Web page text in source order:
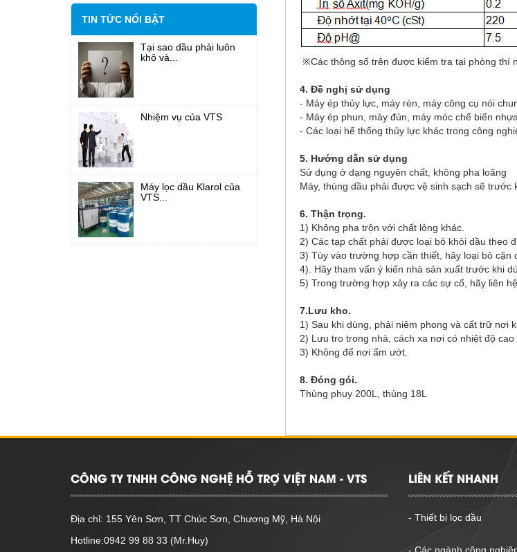
TIN TỨC NỔI BẬT
Tại sao dầu phải luôn
khô và...
Nhiệm vụ của VTS
Máy lọc dầu Klarol của
VTS...
※Các thông số trên được kiểm tra tại phòng thí
4. Đề nghị sử dụng
- Máy ép thủy lực, máy rèn, máy công cụ nói
- Máy ép phun, máy đùn, máy móc chế biến nhựa.
- Các loại hế thống thủy lực khác trong công
5. Hướng dẫn sử dụng
Sử dụng ở dạng nguyên chất, không pha loãng
Máy, thùng dầu phải được vệ sinh sạch sẽ trước
6. Thận trọng.
1) Không pha trộn với chất lỏng khác.
2) Các tạp chất phải được loại bỏ khỏi dầu theo
3) Tùy vào trường hợp cần thiết, hãy loại bỏ cặn
4). Hãy tham vấn ý kiến nhà sản xuất trước khi
5) Trong trường hợp xảy ra các sự cố, hãy liên
7.Lưu kho.
1) Sau khi dùng, phải niêm phong và cất trữ nơi
2) Lưu tro trong nhà, cách xa nơi có nhiệt độ
3) Không để nơi ẩm ướt.
8. Đóng gói.
Thùng phuy 200L, thùng 18L
CÔNG TY TNHH CÔNG NGHỆ HỖ TRỢ VIỆT NAM - VTS
Địa chỉ: 155 Yên Sơn, TT Chúc Sơn, Chương Mỹ, Hà Nội
Hotline:0942 99 88 33 (Mr.Huy)
LIÊN KẾT NHANH
- Thiết bị lọc dầu
- Các ngành công